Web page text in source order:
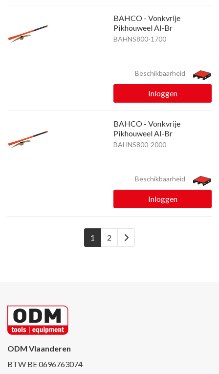
BAHCO - Vonkvrije
Pikhouweel Al-Br
BAHNS800-1700
Beschikbaarheid
Inloggen
BAHCO - Vonkvrije
Pikhouweel Al-Br
BAHNS800-2000
Beschikbaarheid
Inloggen
1 2
ODM Vlaanderen
BTW BE 0696763074